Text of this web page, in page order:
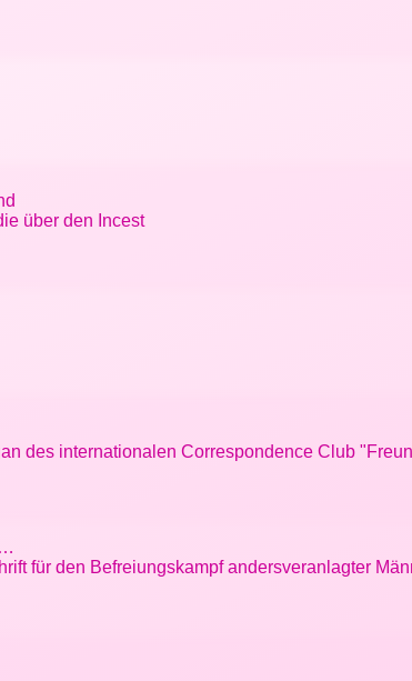
über den Incest
des internationalen Correspondence Club
für den Befreiungskampf andersveranlagter